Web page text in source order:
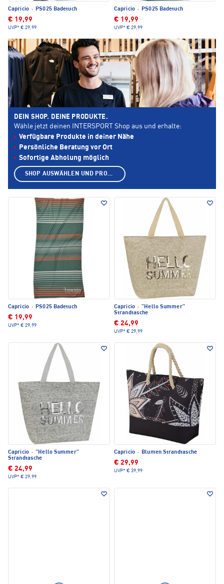
Capricio · PS025 Badetuch
€ 19,99
UVP* € 29,99
Capricio · PS025 Badetuch
€ 19,99
UVP* € 29,99
Capricio · PS025 Badetuch
€ 19,99
UVP* € 29,99
Capricio · "Hello Summer"
Strandtasche
€ 24,99
UVP* € 29,99
Capricio · "Hello Summer"
Strandtasche
€ 24,99
UVP* € 29,99
Capricio · Blumen Strandtasche
€ 29,99
UVP* € 39,99
DEIN SHOP. DEINE PRODUKTE.
Wähle jetzt deinen INTERSPORT Shop aus und erhalte:
Verfügbare Produkte in deiner Nähe
Persönliche Beratung vor Ort
Sofortige Abholung möglich
SHOP AUSWÄHLEN UND PRODUKTE ANZEIGEN